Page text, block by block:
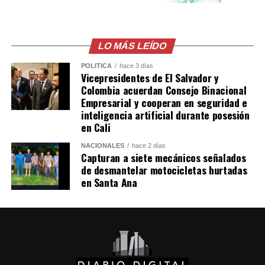
relaciones diplomáticas.
Sheinbaum también indicó que Chávez viajó a México en
un avión militar y calificó la entrega del salvoconducto
como «una acción de buena voluntad» de la presidenta
Keiko Fujimori.
Comparte esto:
Facebook X
Me gusta esto:
LO MÁS LEÍDO
POLÍTICA hace 3 días
Vicepresidentes de El Salvador y
Colombia acuerdan Consejo Binacional
Empresarial y cooperan en seguridad e
inteligencia artificial durante posesión
en Cali
NACIONALES hace 2 días
Capturan a siete mecánicos señalados
de desmantelar motocicletas hurtadas
en Santa Ana